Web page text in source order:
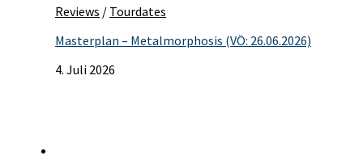
Reviews / Tourdates
Masterplan – Metalmorphosis (VÖ: 26.06.2026)
4. Juli 2026